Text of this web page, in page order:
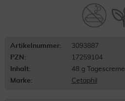
Artikelnummer:
3093887
PZN:
17259104
Inhalt:
48 g Tagescreme
Marke:
Cetaphil